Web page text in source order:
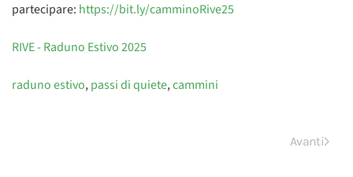
partecipare: https://bit.ly/camminoRive25
RIVE - Raduno Estivo 2025
raduno estivo,passi di quiete,cammini
Avanti